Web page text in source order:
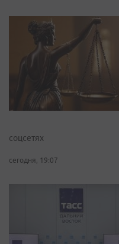
соцсетях
сегодня, 19:07